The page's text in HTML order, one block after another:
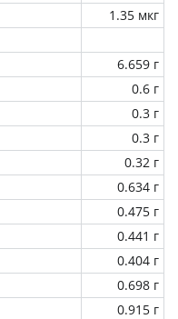
1.35 мкг
6.659 г
0.6 г
0.3 г
0.3 г
0.32 г
0.634 г
0.475 г
0.441 г
0.404 г
0.698 г
0.915 г